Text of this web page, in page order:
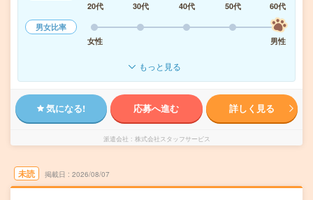
20代
30代 40代 50代
60代
男女比率
女性
男性
もっと見る
気になる! 応募へ進む 詳しく見る
派遣会社 株式会社スタッフサービス
未読 掲載日 2026/08/07